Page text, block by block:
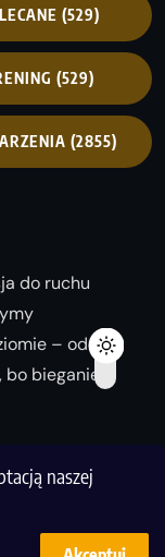
naszej
(529)
(529)
(2855)
do ruchu
– od
bieganie
wersję!